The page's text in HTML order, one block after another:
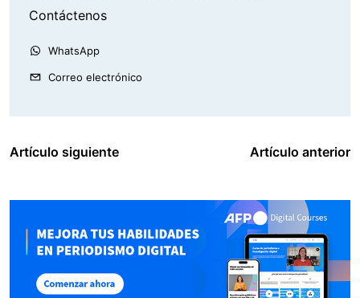
Contáctenos
WhatsApp
Correo electrónico
Artículo siguiente Artículo anterior